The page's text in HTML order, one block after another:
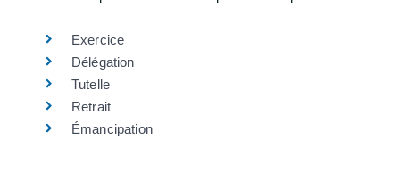
Exercice
Délégation
Tutelle
Retrait
Émancipation